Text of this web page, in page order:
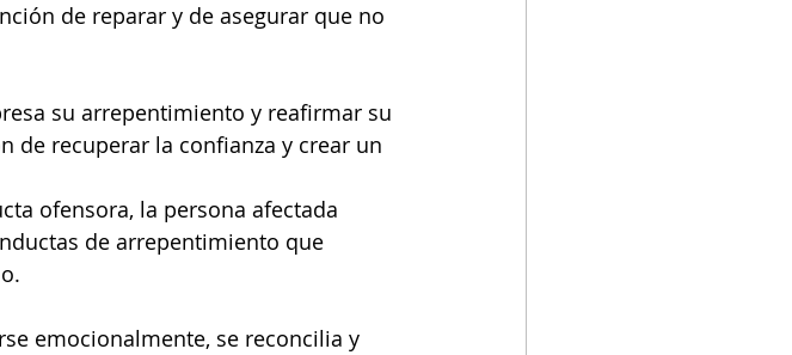
de reparar y de asegurar que no
su arrepentimiento y reafirmar su
de recuperar la confianza y crear un
ofensora, la persona afectada
de arrepentimiento que
emocionalmente, se reconcilia y